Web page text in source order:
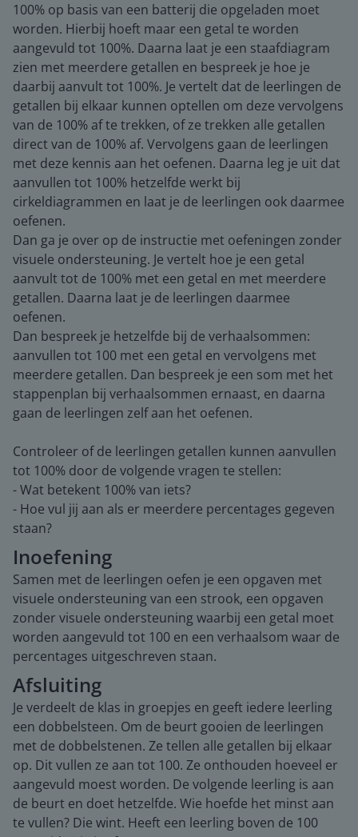
100% op basis van een batterij die opgeladen moet
worden. Hierbij hoeft maar een getal te worden
aangevuld tot 100%. Daarna laat je een staafdiagram
zien met meerdere getallen en bespreek je hoe je
daarbij aanvult tot 100%. Je vertelt dat de leerlingen de
getallen bij elkaar kunnen optellen om deze vervolgens
van de 100% af te trekken, of ze trekken alle getallen
direct van de 100% af. Vervolgens gaan de leerlingen
met deze kennis aan het oefenen. Daarna leg je uit dat
aanvullen tot 100% hetzelfde werkt bij
cirkeldiagrammen en laat je de leerlingen ook daarmee
oefenen.
Dan ga je over op de instructie met oefeningen zonder
visuele ondersteuning. Je vertelt hoe je een getal
aanvult tot de 100% met een getal en met meerdere
getallen. Daarna laat je de leerlingen daarmee
oefenen.
Dan bespreek je hetzelfde bij de verhaalsommen:
aanvullen tot 100 met een getal en vervolgens met
meerdere getallen. Dan bespreek je een som met het
stappenplan bij verhaalsommen ernaast, en daarna
gaan de leerlingen zelf aan het oefenen.
Controleer of de leerlingen getallen kunnen aanvullen
tot 100% door de volgende vragen te stellen:
- Wat betekent 100% van iets?
- Hoe vul jij aan als er meerdere percentages gegeven
staan?
Inoefening
Samen met de leerlingen oefen je een opgaven met
visuele ondersteuning van een strook, een opgaven
zonder visuele ondersteuning waarbij een getal moet
worden aangevuld tot 100 en een verhaalsom waar de
percentages uitgeschreven staan.
Afsluiting
Je verdeelt de klas in groepjes en geeft iedere leerling
een dobbelsteen. Om de beurt gooien de leerlingen
met de dobbelstenen. Ze tellen alle getallen bij elkaar
op. Dit vullen ze aan tot 100. Ze onthouden hoeveel er
aangevuld moest worden. De volgende leerling is aan
de beurt en doet hetzelfde. Wie hoefde het minst aan
te vullen? Die wint. Heeft een leerling boven de 100